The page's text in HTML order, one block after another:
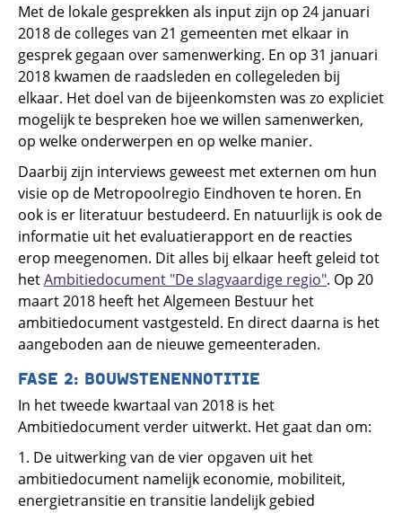
Met de lokale gesprekken als input zijn op 24 januari
2018 de colleges van 21 gemeenten met elkaar in
gesprek gegaan over samenwerking. En op 31 januari
2018 kwamen de raadsleden en collegeleden bij
elkaar. Het doel van de bijeenkomsten was zo expliciet
mogelijk te bespreken hoe we willen samenwerken,
op welke onderwerpen en op welke manier.
Daarbij zijn interviews geweest met externen om hun
visie op de Metropoolregio Eindhoven te horen. En
ook is er literatuur bestudeerd. En natuurlijk is ook de
informatie uit het evaluatierapport en de reacties
erop meegenomen. Dit alles bij elkaar heeft geleid tot
hetAmbitiedocument "De slagvaardige regio". Op 20
maart 2018 heeft het Algemeen Bestuur het
ambitiedocument vastgesteld. En direct daarna is het
aangeboden aan de nieuwe gemeenteraden.
FASE 2: BOUWSTENENNOTITIE
In het tweede kwartaal van 2018 is het
Ambitiedocument verder uitwerkt. Het gaat dan om:
1. De uitwerking van de vier opgaven uit het
ambitiedocument namelijk economie, mobiliteit,
energietransitie en transitie landelijk gebied